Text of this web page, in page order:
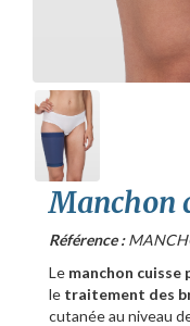
Manchon
Référence :
Le manchon cuisse
le traitement des
cutanée au niveau